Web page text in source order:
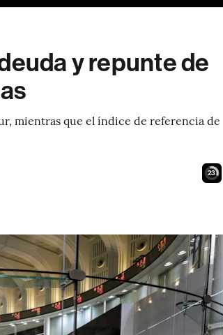
y repunte de
mientras que el índice de referencia de
22